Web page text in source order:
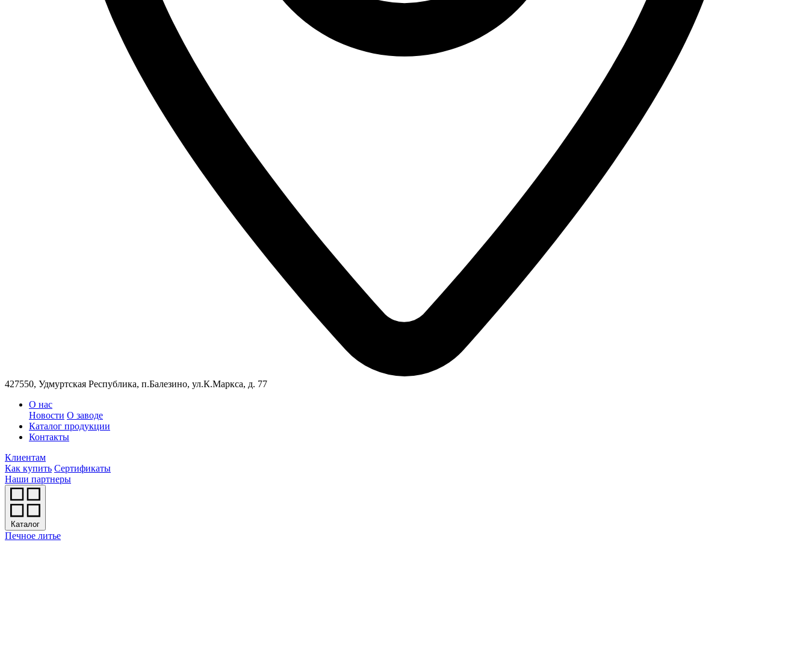
427550, Удмуртская Республика, п.Балезино, ул.К.Маркса, д. 77
О нас
Новости О заводе
Каталог продукции
Контакты
Клиентам
Как купить Сертификаты
Наши партнеры
Каталог
Печное литье